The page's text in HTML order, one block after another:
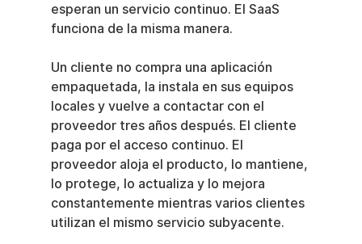
esperan un servicio continuo. El SaaS
funciona de la misma manera.
Un cliente no compra una aplicación
empaquetada, la instala en sus equipos
locales y vuelve a contactar con el
proveedor tres años después. El cliente
paga por el acceso continuo. El
proveedor aloja el producto, lo mantiene,
lo protege, lo actualiza y lo mejora
constantemente mientras varios clientes
utilizan el mismo servicio subyacente.